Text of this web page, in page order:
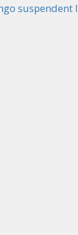
suspendent